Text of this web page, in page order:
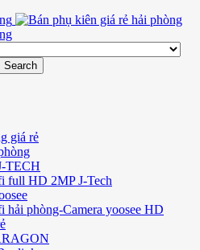
giá rẻ
TECH
full HD 2MP J-Tech
hải phòng-Camera yoosee HD